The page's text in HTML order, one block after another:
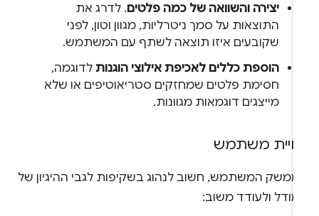
יצירה והשוואה של כמה פלטים. לדרג את
התוצאות על סמך ניטרליות, מגוון וטון, לפני
שקובעים איזו תוצאה לשתף עם המשתמש.
הוספת כללים לאכיפת אילוצי הוגנותלדוגמה,
חסימת פלטים שמחזקים סטריאוטיפים או שלא
מייצגים דוגמאות מגוונות.
משתמש
המשתמש, חשוב לנהוג בשקיפות לגבי ההיגיון של
ולעודד משוב: